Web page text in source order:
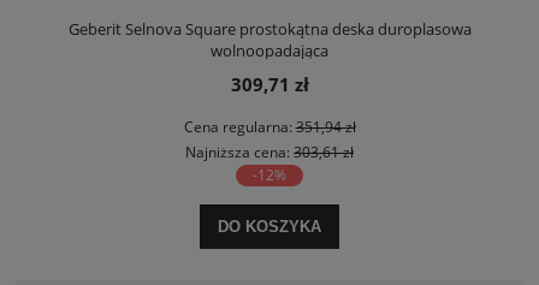
Geberit Selnova Square prostokątna deska duroplasowa
wolnoopadająca
309,71 zł
Cena regularna:351,94 zł
Najniższa cena: 303,61 zł
-12%
DO KOSZYKA